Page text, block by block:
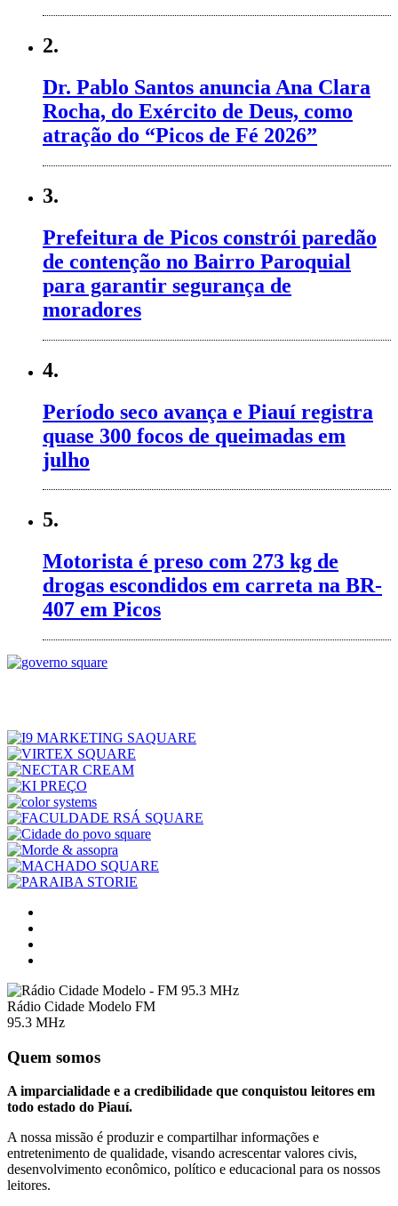
2.
Dr. Pablo Santos anuncia Ana Clara
Rocha, do Exército de Deus, como
atração do “Picos de Fé 2026”
3.
Prefeitura de Picos constrói paredão
de contenção no Bairro Paroquial
para garantir segurança de
moradores
4.
Período seco avança e Piauí registra
quase 300 focos de queimadas em
julho
5.
Motorista é preso com 273 kg de
drogas escondidos em carreta na BR-
407 em Picos
Rádio Cidade Modelo FM
95.3 MHz
Quem somos
A imparcialidade e a credibilidade que conquistou leitores em
todo estado do Piauí.
A nossa missão é produzir e compartilhar informações e
entretenimento de qualidade, visando acrescentar valores civis,
desenvolvimento econômico, político e educacional para os nossos
leitores.